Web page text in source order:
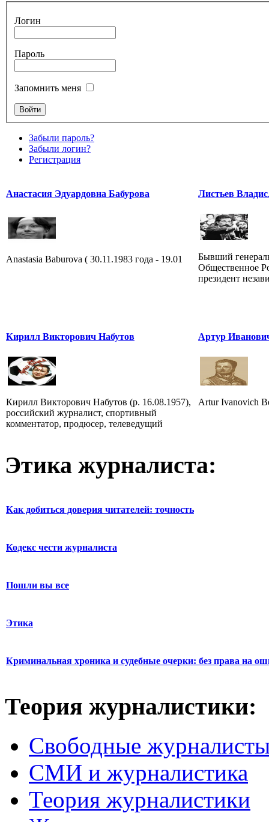
Логин
Пароль
Запомнить меня
Забыли пароль?
Забыли логин?
Регистрация
Анастасия Эдуардовна Бабурова
Anastasia Baburova ( 30.11.1983 года - 19.01
Листьев
Бывший
Общественное
президент
Кирилл Викторович Набутов
Кирилл Викторович Набутов (р. 16.08.1957),
российский журналист, спортивный
комментатор, продюсер, телеведущий
Артур
Artur Ivanovich
Этика журналиста:
Как добиться доверия читателей: точность
Кодекс чести журналиста
Пошли вы все
Этика
Криминальная хроника и судебные очерки: без права на
Теория журналистики:
Свободные
СМИ и журналистика
Теория журналистики